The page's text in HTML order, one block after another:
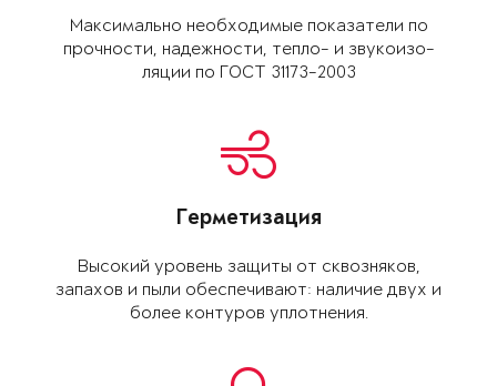
Максимально необхо­димые показатели по
прочности, надежно­сти, тепло- и звукоизо­
ляции по ГОСТ 31173-2003
Герметизация
Высокий уровень защиты от сквозняков,
запахов и пыли обеспе­чивают: наличие двух и
более контуров уплот­нения.